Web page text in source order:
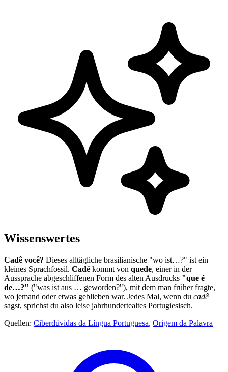
Wissenswertes
Cadê você? Dieses alltägliche brasilianische "wo ist…?" ist ein
kleines Sprachfossil. Cadê kommt von quede, einer in der
Aussprache abgeschliffenen Form des alten Ausdrucks "que é
de…?" ("was ist aus … geworden?"), mit dem man früher fragte,
wo jemand oder etwas geblieben war. Jedes Mal, wenn du cadê
sagst, sprichst du also leise jahrhundertealtes Portugiesisch.
Quellen: Ciberdúvidas da Língua Portuguesa, Origem da Palavra